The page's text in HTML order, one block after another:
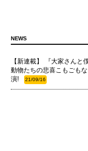
NEWS
【新連載】 『大家さん
動物たちの悲喜こもごも
演!
21/09/16